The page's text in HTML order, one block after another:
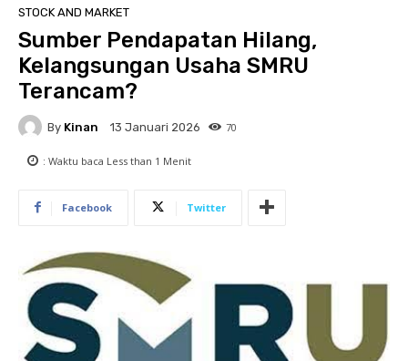
STOCK AND MARKET
Sumber Pendapatan Hilang,
Kelangsungan Usaha SMRU
Terancam?
By Kinan 13 Januari 2026 70
: Waktu baca Less than 1 Menit
Facebook Twitter